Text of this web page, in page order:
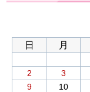
日 月
2
3
9
10